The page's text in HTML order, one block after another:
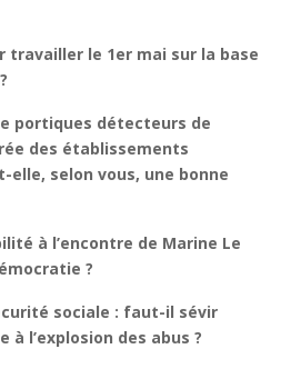
travailler le 1er mai sur la base
portiques détecteurs de
des établissements
elle, selon vous, une bonne
à l’encontre de Marine Le
?
sociale : faut-il sévir
à l’explosion des abus ?